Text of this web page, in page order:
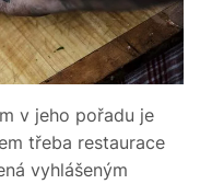
v jeho pořadu je
třeba restaurace
vyhlášeným